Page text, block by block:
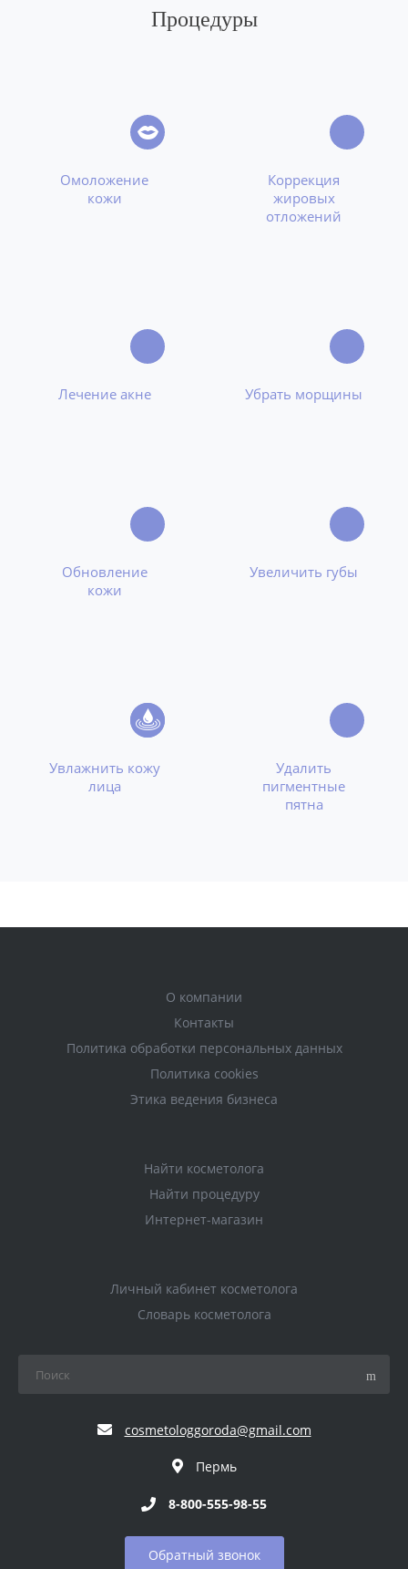
Процедуры
Омоложение
кожи
Коррекция
жировых
отложений
Лечение акне Убрать морщины
Обновление
кожи
Увеличить губы
Увлажнить кожу
лица
Удалить
пигментные
пятна
О компании
Контакты
Политика обработки персональных данных
Политика cookies
Этика ведения бизнеса
Найти косметолога
Найти процедуру
Интернет-магазин
Личный кабинет косметолога
Словарь косметолога
cosmetologgoroda@gmail.com
Пермь
8-800-555-98-55
Обратный звонок